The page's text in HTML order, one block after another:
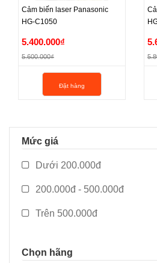
Cảm biến laser Panasonic
HG-C1050
Cảm biến laser Panasonic
HG-C1050
5.400.000₫
5.600.000₫
Đặt hàng
Mức giá
Dưới 200.000đ
200.000đ - 500.000đ
Trên 500.000đ
Chọn hãng